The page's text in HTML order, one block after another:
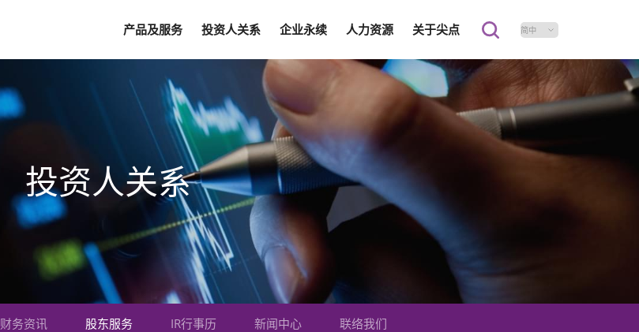
产品及服务 投资人关系 企业永续 人力资源 关于尖点
投资人关系
财务资讯 股东服务 IR行事历 新闻中心 联络我们